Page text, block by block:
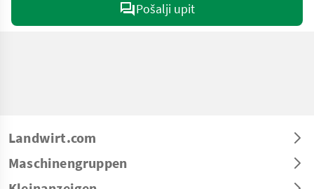
Pošalji upit
Landwirt.com
Maschinengruppen